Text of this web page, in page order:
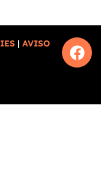
| AVISO